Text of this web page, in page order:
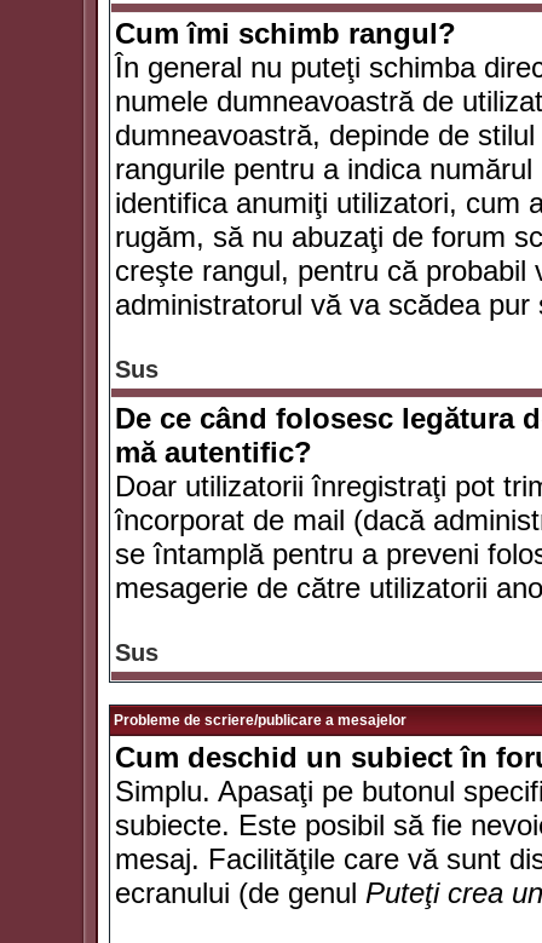
Cum îmi schimb rangul?
În general nu puteţi schimba
numele dumneavoastră de
dumneavoastră, depinde de
rangurile pentru a indica
identifica anumiţi utilizatori, cum
rugăm, să nu abuzaţi de forum
creşte rangul, pentru că
administratorul vă va scădea
Sus
De ce când folosesc legătura
mă autentific?
Doar utilizatorii înregistraţi pot
încorporat de mail (dacă
se întamplă pentru a preveni
mesagerie de către utilizatorii
Sus
Probleme de scriere/publicare a mesajelor
Cum deschid un subiect în
Simplu. Apasaţi pe butonul
subiecte. Este posibil să fie
mesaj. Facilităţile care vă sunt
ecranului (de genul Puteţi crea